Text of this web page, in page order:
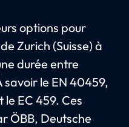
options pour
Zurich (Suisse) à
durée entre
savoir le EN 40459,
EC 459. Ces
ÖBB, Deutsche